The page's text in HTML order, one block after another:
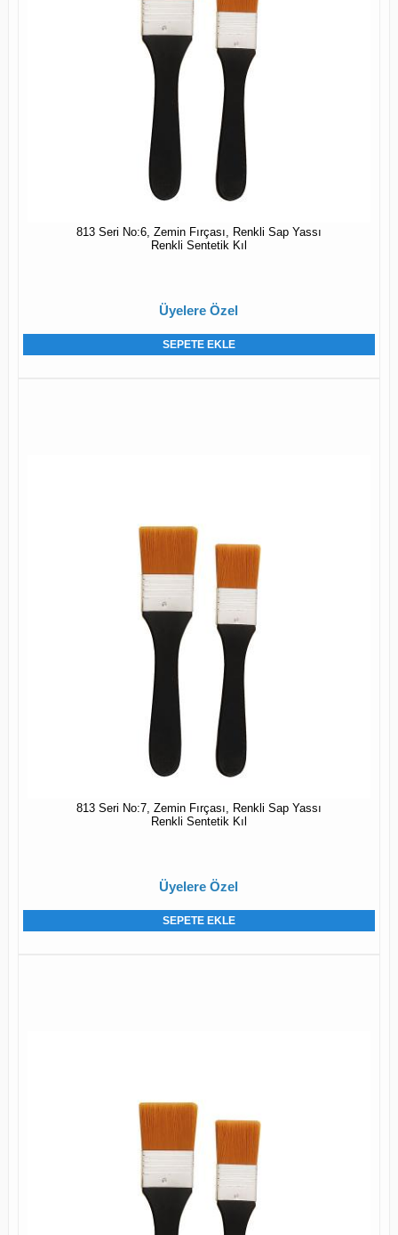
813 Seri No:6, Zemin Fırçası, Renkli Sap Yassı
Renkli Sentetik Kıl
Üyelere Özel
SEPETE EKLE
813 Seri No:7, Zemin Fırçası, Renkli Sap Yassı
Renkli Sentetik Kıl
Üyelere Özel
SEPETE EKLE